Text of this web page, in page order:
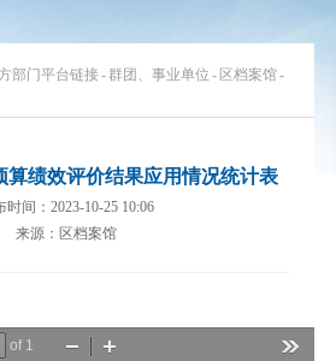
部门平台链接- 群团、事业单位 - 区档案馆-
算绩效评价结果应用情况统计表
时间：2023-10-25 10:06
来源：区档案馆